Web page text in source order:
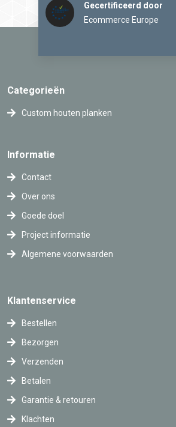
Gecertificeerd door
Ecommerce Europe
Categorieën
Custom houten planken
Informatie
Contact
Over ons
Goede doel
Project informatie
Algemene voorwaarden
Klantenservice
Bestellen
Bezorgen
Verzenden
Betalen
Garantie & retouren
Klachten